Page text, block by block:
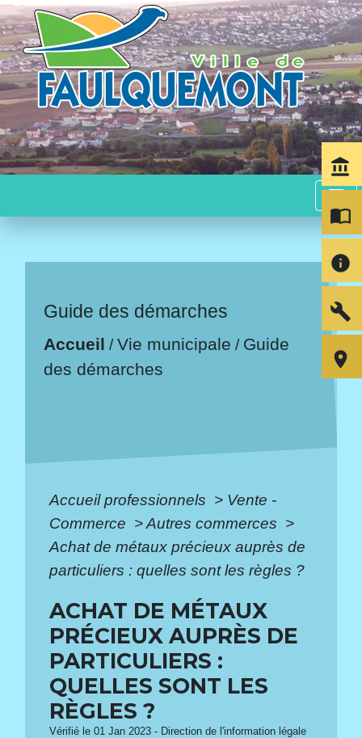
menu
Guide des démarches
Accueil /Vie municipale / Guide
des démarches
Accueil professionnels > Vente -
Commerce >Autres commerces >
Achat de métaux précieux auprès de
particuliers : quelles sont les règles ?
ACHAT DE MÉTAUX
PRÉCIEUX AUPRÈS DE
PARTICULIERS :
QUELLES SONT LES
RÈGLES ?
Vérifié le 01 Jan 2023 - Direction de l'information légale
account_balance
import_contacts
info
build
room